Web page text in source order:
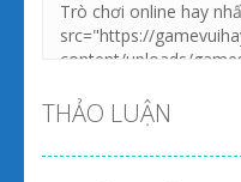
THẢO LUẬN